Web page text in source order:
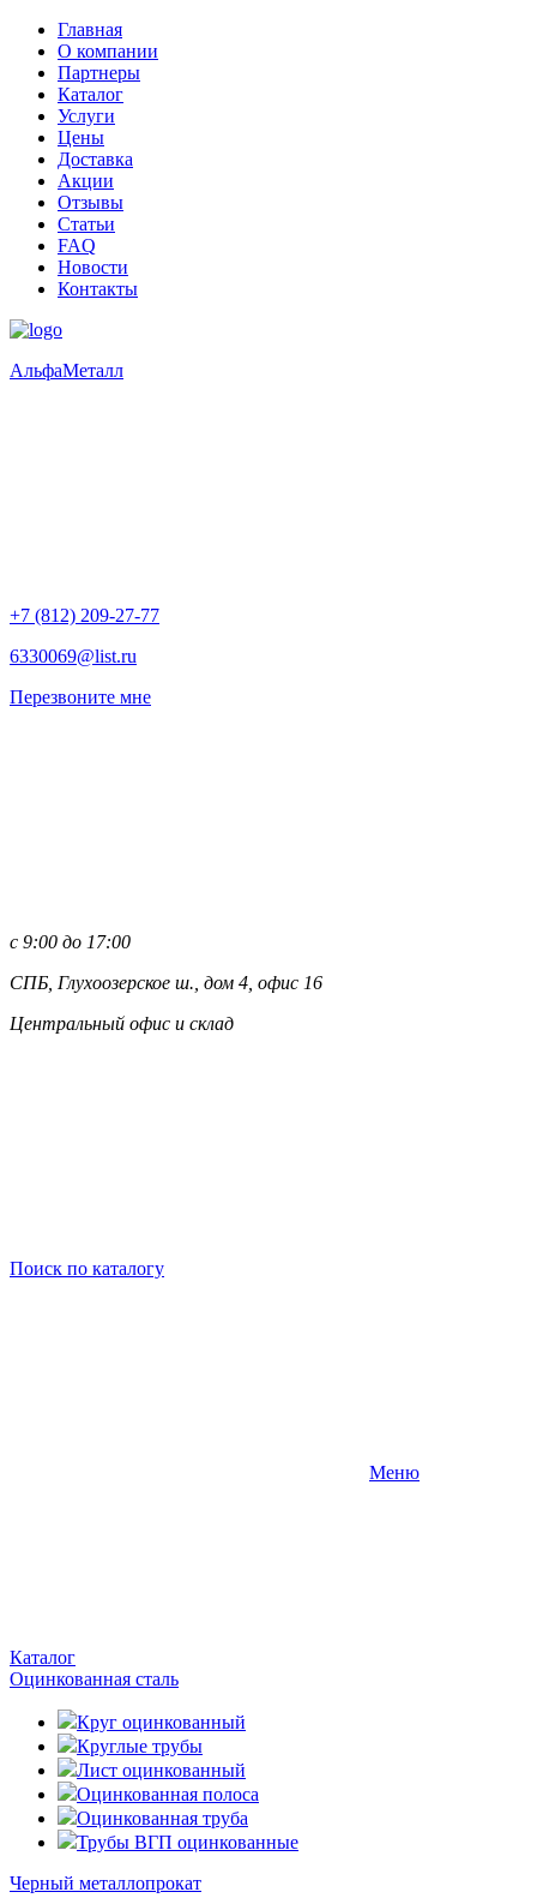
Главная
О компании
Партнеры
Каталог
Услуги
Цены
Доставка
Акции
Отзывы
Статьи
FAQ
Новости
Контакты
АльфаМеталл
+7 (812) 209-27-77
6330069@list.ru
Перезвоните мне
с 9:00 до 17:00
СПБ, Глухоозерское ш., дом 4, офис 16
Центральный офис и склад
Поиск по каталогу
Меню
Каталог
Оцинкованная сталь
Круг оцинкованный
Круглые трубы
Лист оцинкованный
Оцинкованная полоса
Оцинкованная труба
Трубы ВГП оцинкованные
Черный металлопрокат